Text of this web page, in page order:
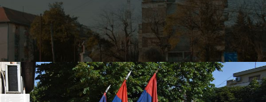
ОБАВЕШТЕЊЕ О НЕРАДНОМ
ДАНУ ПОВОДОМ ПРАЗНИКА
Општина Ковин On 10. novembar 2022.